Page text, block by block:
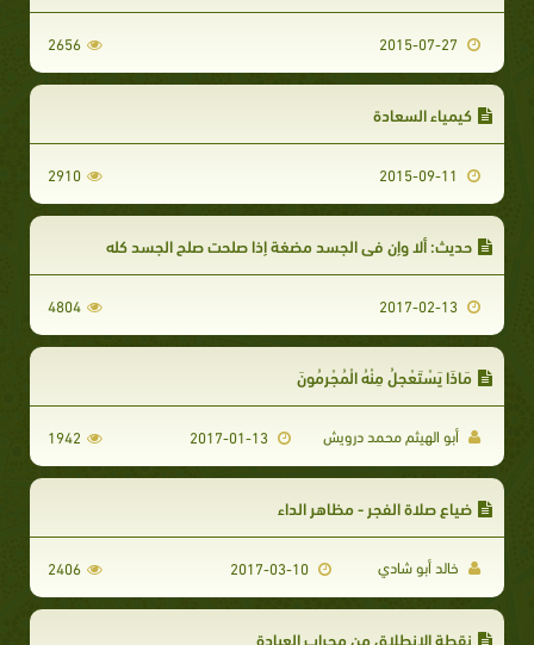
2656
كيمياء السعادة
2910
حديث: ألا وإن في الجسد مضغة إذا صلحت صلح الجسد كله
4804
مَاذَا يَسْتَعْجِلُ مِنْهُ الْمُجْرِمُونَ
أبو الهيثم محمد درويش 2017-01-13
1942
ضياع صلاة الفجر - مظاهر الداء
خالد أبو شادي 2406
نقطة الانطلاق من محراب العبادة